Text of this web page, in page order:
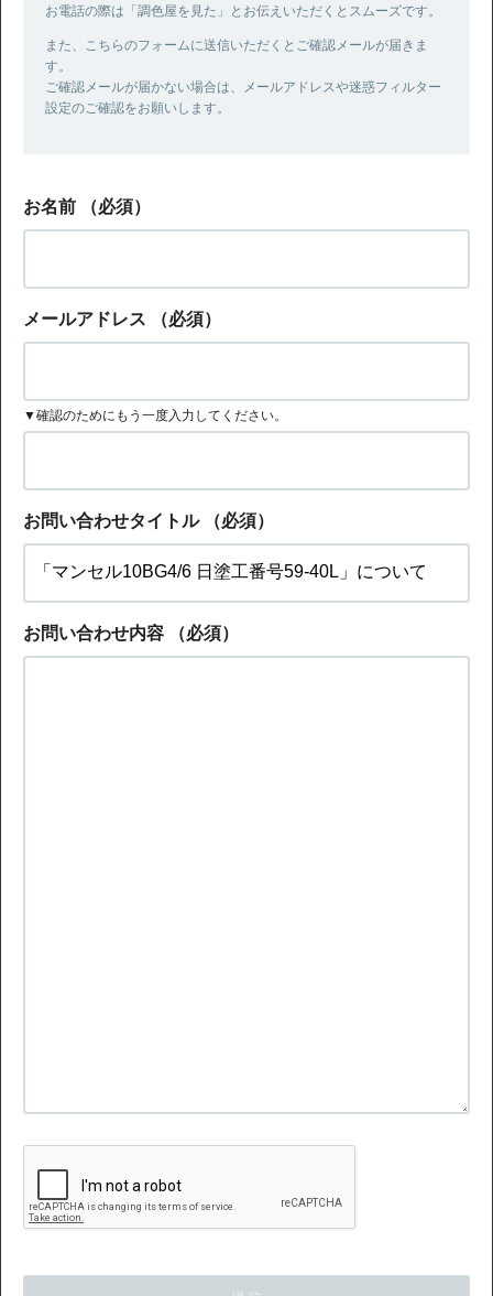
お電話の際は「調色屋を見た」とお伝えいただくとスムーズです。
また、こちらのフォームに送信いただくとご確認メールが届きま
す。
ご確認メールが届かない場合は、メールアドレスや迷惑フィルター
設定のご確認をお願いします。
お名前 （必須）
メールアドレス （必須）
▼確認のためにもう一度入力してください。
お問い合わせタイトル （必須）
お問い合わせ内容 （必須）